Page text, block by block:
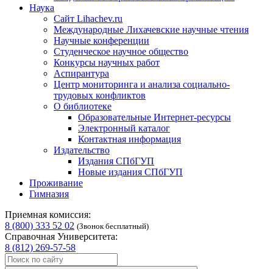
Наука
Сайт Lihachev.ru
Международные Лихачевские научные чтения
Научные конференции
Студенческое научное общество
Конкурсы научных работ
Аспирантура
Центр мониторинга и анализа социально-
трудовых конфликтов
О библиотеке
Образовательные Интернет-ресурсы
Электронный каталог
Контактная информация
Издательство
Издания СПбГУП
Новые издания СПбГУП
Проживание
Гимназия
Приемная комиссия:
8 (800) 333 52 02 (Звонок бесплатный)
Справочная Университета:
8 (812) 269-57-58